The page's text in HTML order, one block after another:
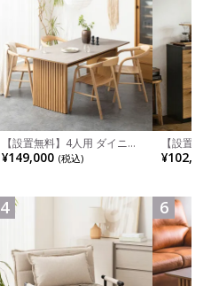
【設置無料】4人用 ダイニン
グテーブルセット 5点 LUGA
セラミックテーブル おしゃれ
165cm 食卓テーブル×1 食卓
椅子×4)
¥149,000 (税込)
4
【設置
チンカウ
板 引き出
れ ウッデ
ル グレー
6